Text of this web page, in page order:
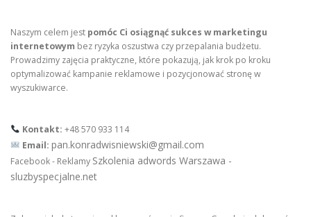
Naszym celem jest pomóc Ci osiągnąć sukces w marketingu
internetowym bez ryzyka oszustwa czy przepalania budżetu.
Prowadzimy zajęcia praktyczne, które pokazują, jak krok po kroku
optymalizować kampanie reklamowe i pozycjonować stronę w
wyszukiwarce.
Kontakt: +48 570 933 114
Email: pan.konradwisniewski@gmail.com
Facebook - Reklamy Szkolenia adwords Warszawa -
sluzbyspecjalne.net